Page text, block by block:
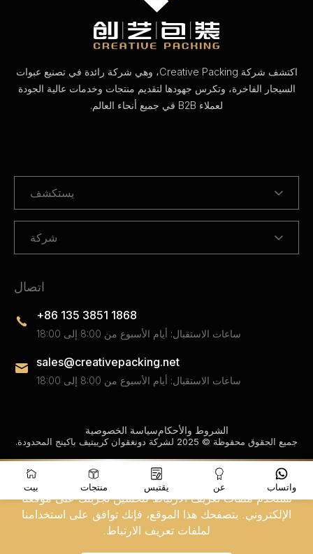
اكتشف شركة Creative Packing، وهي شركة رائدة في تصنيع عبوات
السيجار الفاخرة، وتكرس جهودها لتقديم منتجات وخدمات عالية الجودة
لعملاء B2B في جميع أنحاء العالم.
يستكشف
شركة
اتصال
+86 135 3851 1868
ساعات الاستقبال: أيام الأسبوع من 8:00 إلى 18:00
sales@creativepacking.net
ساعات الاستقبال: أيام الأسبوع من 8:00 إلى 18:00
جميع الحقوق محفوظة © 2025 لشركة دونغقوان كرييتيف باكينج المحدودة.
سياسة الخصوصيةالشروط والأحكام
بيت منتجات يقتبس عن واتساب
نستخدم ملفات تعريف الارتباط لتحسين تجربتك على موقعنا
الإلكتروني. بتصفحك هذا الموقع، فإنك توافق على استخدامنا
لملفات تعريف الارتباط.